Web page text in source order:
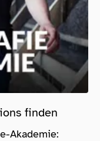
finden
Akademie: